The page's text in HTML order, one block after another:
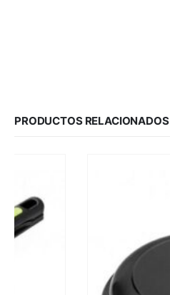
PRODUCTOS RELACIONADOS